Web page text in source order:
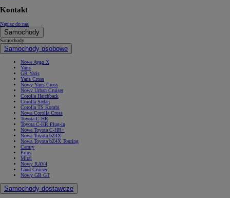
Kontakt
Napisz do nas
Samochody
Samochody
Samochody osobowe
Nowe Aygo X
Yaris
GR Yaris
Yaris Cross
Nowy Yaris Cross
Nowy Urban Cruiser
Corolla Hatchback
Corolla Sedan
Corolla TS Kombi
Nowa Corolla Cross
Toyota C-HR
Toyota C-HR Plug-in
Nowa Toyota C-HR+
Nowa Toyota bZ4X
Nowa Toyota bZ4X Touring
Camry
Prius
Mirai
Nowy RAV4
Land Cruiser
Nowy GR GT
Samochody dostawcze